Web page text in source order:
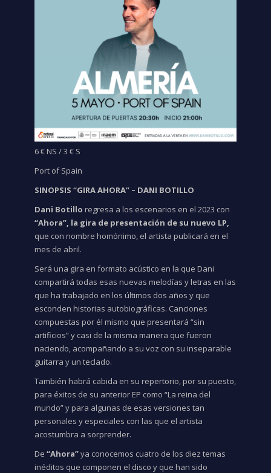
6 € NS / 3 € S
Port of Spain
SINOPSIS “GIRA AHORA” – DANI BOTILLO
Dani Botillo regresa a los escenarios en el 2023 con
“Ahora”, la gira de presentación de su nuevo LP,
que con nombre homónimo, el artista publicará en el
mes de abril.
Será una gira en formato acústico en la que Dani
compartirá todas esas nuevas melodías y letras en las
que ha trabajado en los últimos dos años y que
esconden historias autobiográficas. Canciones
compuestas por él mismo que presentará “sin
artificios” y casi de la misma manera que fueron
naciendo, acompañando a su voz con su inseparable
guitarra y un teclado.
También habrá cabida en su repertorio, por su puesto,
para éxitos de su anterior EP como “La reina del
mundo” y para algunas de esas versiones tan
personales y especiales con las que el artista
acostumbra a sorprender.
De “Ahora”ya conocemos cuatro de los diez temas
inéditos que componen el disco y que han sido